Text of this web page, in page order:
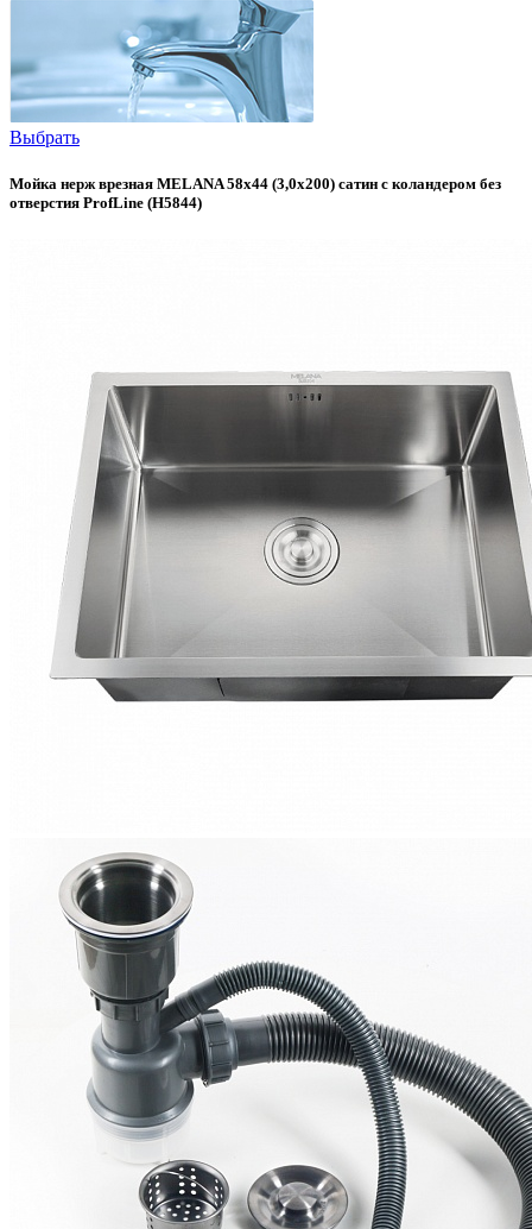
Выбрать
Мойка нерж врезная MELANA 58х44 (3,0х200) сатин с коландером без
отверстия ProfLine (H5844)